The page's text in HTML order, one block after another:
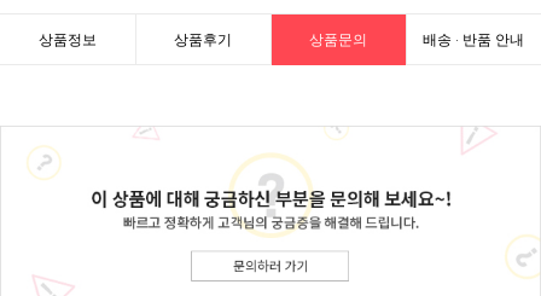
상품정보 상품후기 상품문의 배송 · 반품 안내